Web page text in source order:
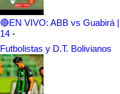
🔴EN VIVO: ABB vs Guabirá
14 -
Futbolistas y D.T. Bolivianos